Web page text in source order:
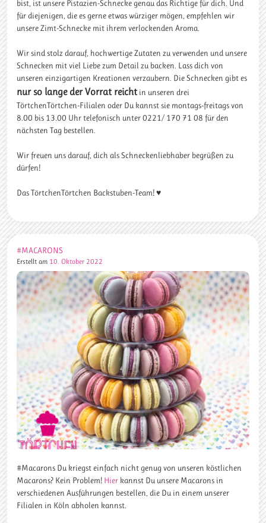
bist, ist unsere Pistazien-Schnecke genau das Richtige für dich. Und
für diejenigen, die es gerne etwas würziger mögen, empfehlen wir
unsere Zimt-Schnecke mit ihrem verlockenden Aroma.
Wir sind stolz darauf, hochwertige Zutaten zu verwenden und unsere
Schnecken mit viel Liebe zum Detail zu backen. Lass dich von
unseren einzigartigen Kreationen verzaubern. Die Schnecken gibt es
nur so lange der Vorrat reichtin unseren drei
TörtchenTörtchen-Filialen oder Du kannst sie montags-freitags von
8.00 bis 13.00 Uhr telefonisch unter 0221/ 170 71 08 für den
nächsten Tag bestellen.
Wir freuen uns darauf, dich als Schneckenliebhaber begrüßen zu
dürfen!
Das TörtchenTörtchen Backstuben-Team! ♥
#MACARONS
Erstellt am 10. Oktober 2022
#Macarons Du kriegst einfach nicht genug von unseren köstlichen
Macarons? Kein Problem! Hier kannst Du unsere Macarons in
verschiedenen Ausführungen bestellen, die Du in einem unserer
Filialen in Köln abholen kannst.